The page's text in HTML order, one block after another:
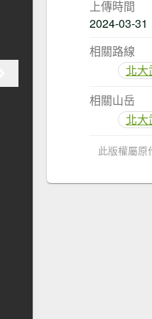
上傳時間
2024-03-31
相關路線
北
相關山岳
北大
此版權屬原